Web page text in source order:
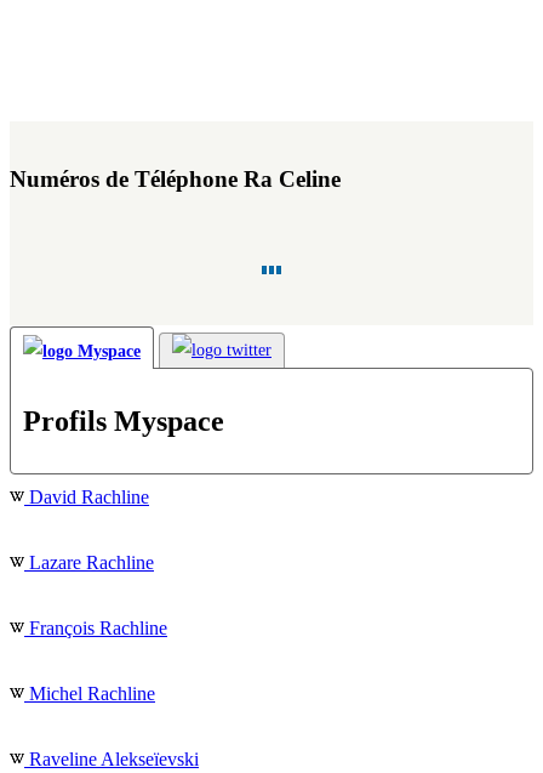
Numéros de Téléphone Ra Celine
Profils Myspace
David Rachline
Lazare Rachline
François Rachline
Michel Rachline
Raveline Alekseïevski